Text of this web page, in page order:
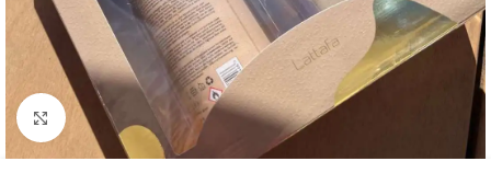
Click to enlarge